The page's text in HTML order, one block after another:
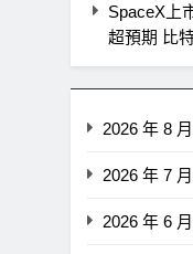
SpaceX上
超預期 比
2026 年 8 月
2026 年 7 月
2026 年 6 月